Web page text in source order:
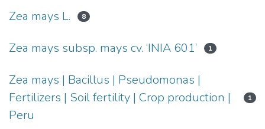
Zea mays L. 8
Zea mays subsp. mays cv. ‘INIA 601’ 1
Zea mays | Bacillus | Pseudomonas |
Fertilizers | Soil fertility | Crop production |
Peru
1